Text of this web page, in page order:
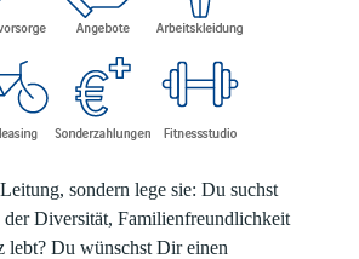
sondern lege sie: Du suchst
der Diversität, Familienfreundlichkeit
lebt? Du wünschst Dir einen